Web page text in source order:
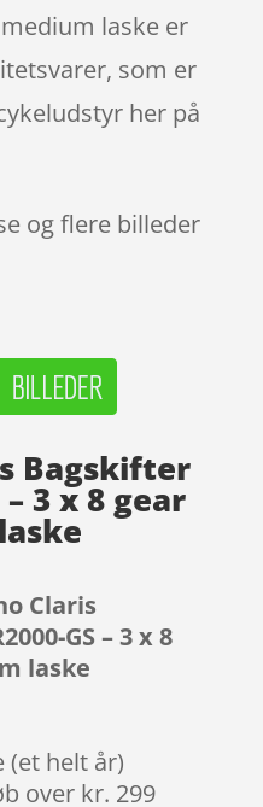
laske er
som er
her på
og flere billeder
Bagskifter
– 3 x 8 gear
Claris
GS – 3 x 8
laske
(et helt år)
over kr. 299